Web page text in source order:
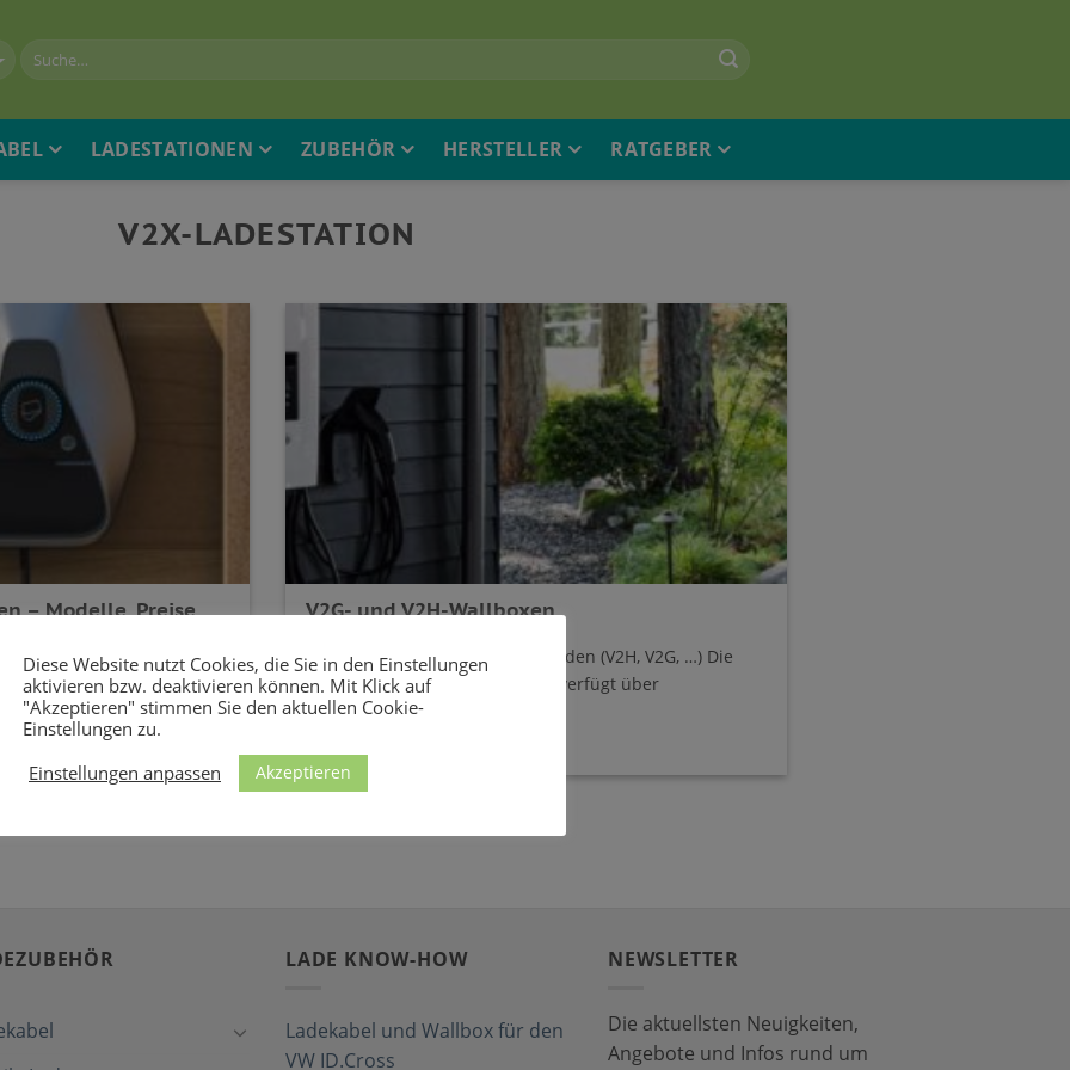
LADESTATIONEN ZUBEHÖR HERSTELLER RATGEBER
V2X-LADESTATION
– Modelle, Preise
diesen Ladestationen
Stromspeicher Mit
V2G- und V2H-Wallboxen
Wallboxen für bidirektionales Laden (V2H, V2G, …) Die
neue Generation an Wallboxen verfügt über
bidirektionale [...]
LADE KNOW-HOW
Ladekabel und Wallbox für den
VW ID.Cross
NEWSLETTER
Die aktuellsten Neuigkeiten,
Angebote und Infos rund um
Diese Website nutzt Cookies, die Sie in den Einstellungen
aktivieren bzw. deaktivieren können. Mit Klick auf
"Akzeptieren" stimmen Sie den aktuellen Cookie-
Einstellungen zu.
Einstellungen anpassen
Akzeptieren